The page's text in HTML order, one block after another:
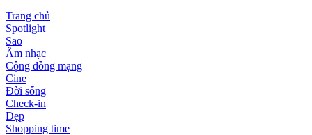
Trang chủ
Spotlight
Sao
Âm nhạc
Cộng đồng mạng
Cine
Đời sống
Check-in
Đẹp
Shopping time